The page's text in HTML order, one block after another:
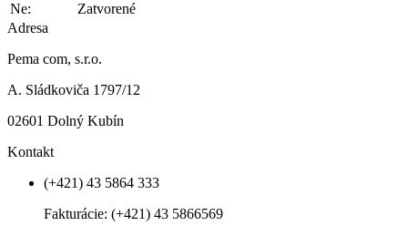
Ne:
Zatvorené
Adresa
Pema com, s.r.o.
A. Sládkoviča 1797/12
02601 Dolný Kubín
Kontakt
(+421) 43 5864 333
Fakturácie: (+421) 43 5866569